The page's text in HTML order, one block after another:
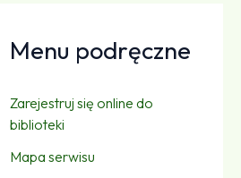
Menu podręczne
Zarejestruj się online do
biblioteki
Mapa serwisu